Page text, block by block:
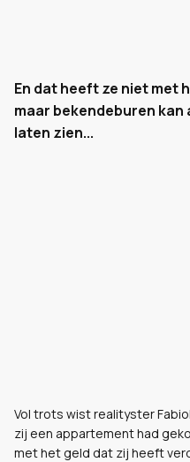
En dat heeft ze niet met
maar bekendeburen
laten zien...
Vol trots wist realityster
zij een appartement had
met het geld dat zij heeft